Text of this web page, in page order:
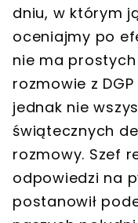
dniu, w którym
oceniajmy po
nie ma
rozmowie z
jednak nie
świątecznych
rozmowy. Szef
odpowiedzi na
postanowił